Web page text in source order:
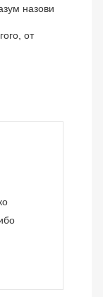
назови
от